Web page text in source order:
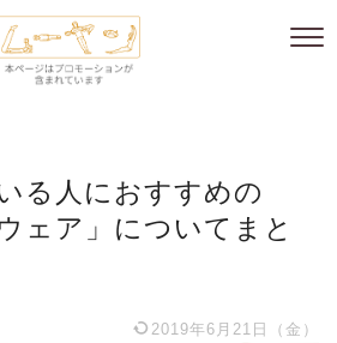
る人におすすめの
ェア」についてまと
2019年6月21日（金）